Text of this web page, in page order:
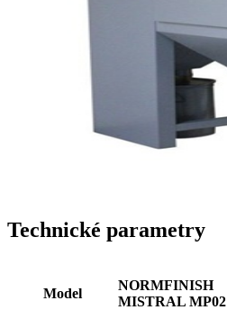
Technické parametry
Model
NORMFINISH
MISTRAL MP02